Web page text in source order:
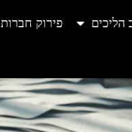
הליכים פירוק חברות